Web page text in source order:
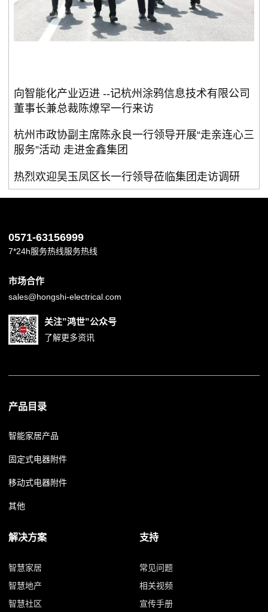
向智能化产业迈进 --记杭州涂鸦信息技术有限公司
董事长兼总裁陈燎罕一行来访
杭州市政协副主席陈永良一行领导开展“走亲连心三
服务”活动 走进金鑫集团
热烈欢迎吴玉凤区长一行领导莅临集团走访调研
0571-63156999
7*24h服务热线服务热线
市场合作
sales@hongshi-electrical.com
关注”鸿世”公众号
了解更多资讯
产品目录
智能家居产品
固定式电器附件
移动式电器附件
其他
解决方案
智慧家居
智慧地产
智慧社区
支持
常见问题
相关视频
宣传手册